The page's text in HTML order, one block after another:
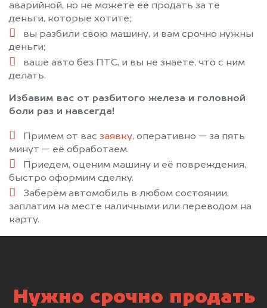
аварийной, но не можете её продать за те
деньги, которые хотите;
вы разбили свою машину, и вам срочно нужны
деньги;
ваше авто без ПТС, и вы не знаете, что с ним
делать.
Избавим вас от разбитого железа и головной
боли раз и навсегда!
Примем от вас заявку, оперативно — за пять
минут — её обработаем.
Приедем, оценим машину и её повреждения,
быстро оформим сделку.
Заберём автомобиль в любом состоянии,
заплатим на месте наличными или переводом на
карту.
Нужно срочно продать